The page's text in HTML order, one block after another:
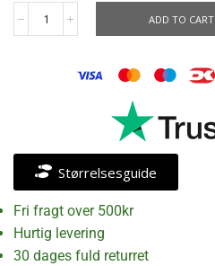
ADD TO CART
Størrelsesguide
Fri fragt over 500kr
Hurtig levering
30 dages fuld returret